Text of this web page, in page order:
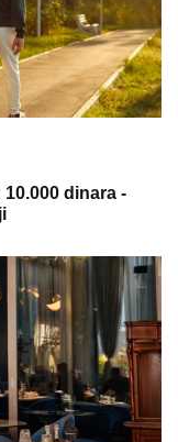
dinara -